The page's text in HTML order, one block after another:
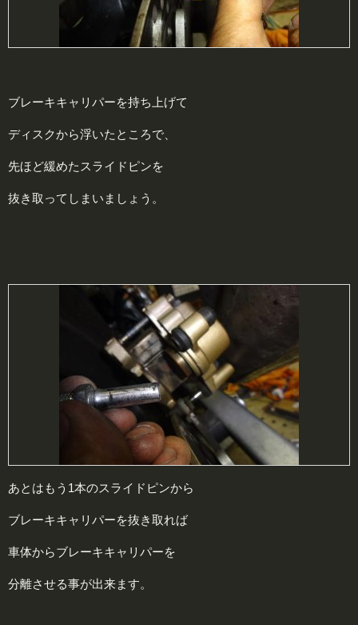
ブレーキキャリパーを持ち上げて
ディスクから浮いたところで、
先ほど緩めたスライドピンを
抜き取ってしまいましょう。
あとはもう1本のスライドピンから
ブレーキキャリパーを抜き取れば
車体からブレーキキャリパーを
分離させる事が出来ます。